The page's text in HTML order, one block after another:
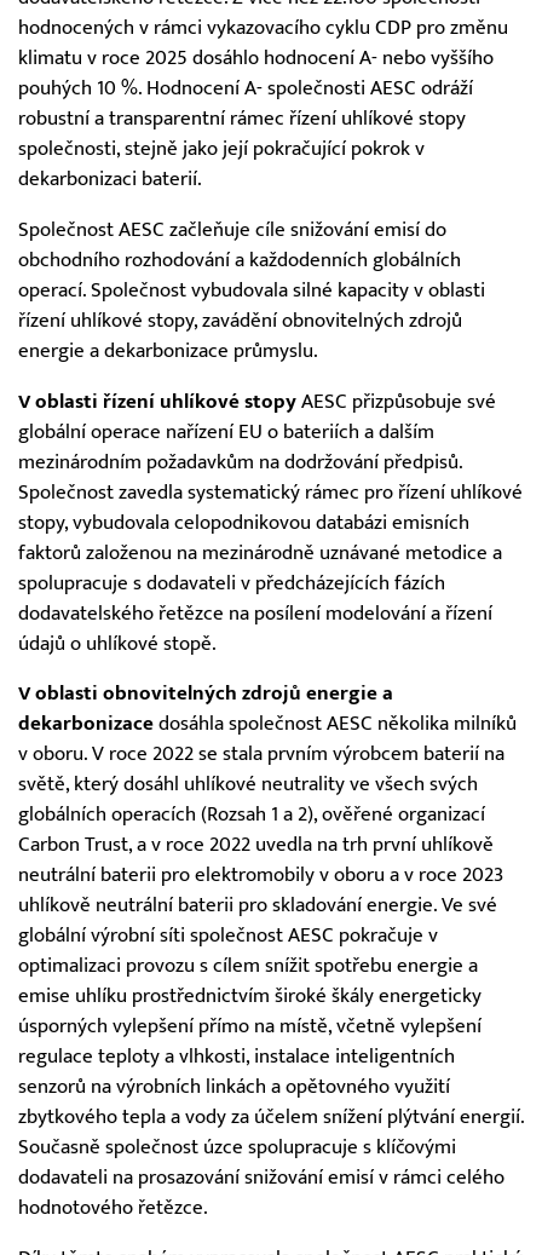
hodnocených v rámci vykazovacího cyklu CDP pro změnu
klimatu v roce 2025 dosáhlo hodnocení A- nebo vyššího
pouhých 10 %. Hodnocení A- společnosti AESC odráží
robustní a transparentní rámec řízení uhlíkové stopy
společnosti, stejně jako její pokračující pokrok v
dekarbonizaci baterií.
Společnost AESC začleňuje cíle snižování emisí do
obchodního rozhodování a každodenních globálních
operací. Společnost vybudovala silné kapacity v oblasti
řízení uhlíkové stopy, zavádění obnovitelných zdrojů
energie a dekarbonizace průmyslu.
V oblasti řízení uhlíkové stopy AESC přizpůsobuje své
globální operace nařízení EU o bateriích a dalším
mezinárodním požadavkům na dodržování předpisů.
Společnost zavedla systematický rámec pro řízení uhlíkové
stopy, vybudovala celopodnikovou databázi emisních
faktorů založenou na mezinárodně uznávané metodice a
spolupracuje s dodavateli v předcházejících fázích
dodavatelského řetězce na posílení modelování a řízení
údajů o uhlíkové stopě.
V oblasti obnovitelných zdrojů energie a
dekarbonizace dosáhla společnost AESC několika milníků
v oboru. V roce 2022 se stala prvním výrobcem baterií na
světě, který dosáhl uhlíkové neutrality ve všech svých
globálních operacích (Rozsah 1 a 2), ověřené organizací
Carbon Trust, a v roce 2022 uvedla na trh první uhlíkově
neutrální baterii pro elektromobily v oboru a v roce 2023
uhlíkově neutrální baterii pro skladování energie. Ve své
globální výrobní síti společnost AESC pokračuje v
optimalizaci provozu s cílem snížit spotřebu energie a
emise uhlíku prostřednictvím široké škály energeticky
úsporných vylepšení přímo na místě, včetně vylepšení
regulace teploty a vlhkosti, instalace inteligentních
senzorů na výrobních linkách a opětovného využití
zbytkového tepla a vody za účelem snížení plýtvání energií.
Současně společnost úzce spolupracuje s klíčovými
dodavateli na prosazování snižování emisí v rámci celého
hodnotového řetězce.